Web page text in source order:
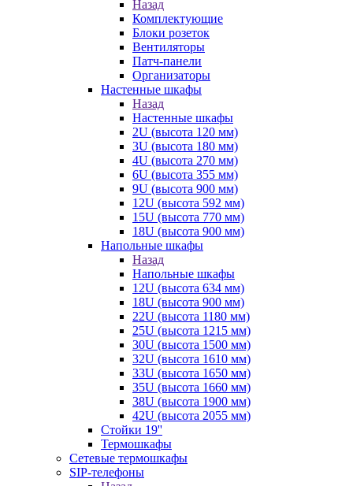
Назад
Комплектующие
Блоки розеток
Вентиляторы
Патч-панели
Организаторы
Настенные шкафы
Назад
Настенные шкафы
2U (высота 120 мм)
3U (высота 180 мм)
4U (высота 270 мм)
6U (высота 355 мм)
9U (высота 900 мм)
12U (высота 592 мм)
15U (высота 770 мм)
18U (высота 900 мм)
Напольные шкафы
Назад
Напольные шкафы
12U (высота 634 мм)
18U (высота 900 мм)
22U (высота 1180 мм)
25U (высота 1215 мм)
30U (высота 1500 мм)
32U (высота 1610 мм)
33U (высота 1650 мм)
35U (высота 1660 мм)
38U (высота 1900 мм)
42U (высота 2055 мм)
Стойки 19''
Термошкафы
Сетевые термошкафы
SIP-телефоны